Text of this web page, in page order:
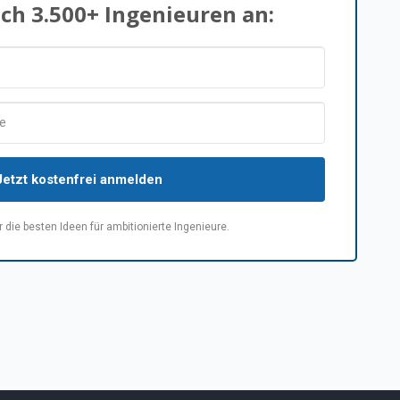
3.500+ Ingenieuren an:
kostenfrei anmelden
die besten Ideen für ambitionierte Ingenieure.